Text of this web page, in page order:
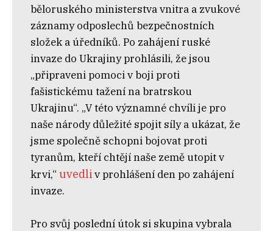
běloruského ministerstva vnitra a zvukové
záznamy odposlechů bezpečnostních
složek a úředníků. Po zahájení ruské
invaze do Ukrajiny prohlásili, že jsou
„připraveni pomoci v boji proti
fašistickému tažení na bratrskou
Ukrajinu“. „V této významné chvíli je pro
naše národy důležité spojit síly a ukázat, že
jsme společně schopni bojovat proti
tyranům, kteří chtějí naše země utopit v
krvi,“uvedliv prohlášení den po zahájení
invaze.
Pro svůj poslední útok si skupina vybrala